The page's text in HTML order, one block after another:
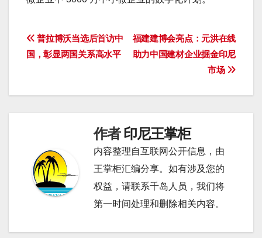
文
章
导
福建建博会亮点：元洪在线
助力中国建材企业掘金印尼
市场
普拉博沃当选后首访中
国，彰显两国关系高水平
作者印尼王掌柜
内容整理自互联网公开信息，由
王掌柜汇编分享。如有涉及您的
权益，请联系千岛人员，我们将
第一时间处理和删除相关内容。